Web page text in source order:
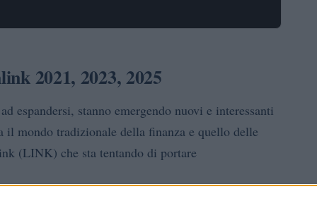
2021, 2023, 2025
espandersi, stanno emergendo nuovi e interessanti
mondo tradizionale della finanza e quello delle
(LINK) che sta tentando di portare